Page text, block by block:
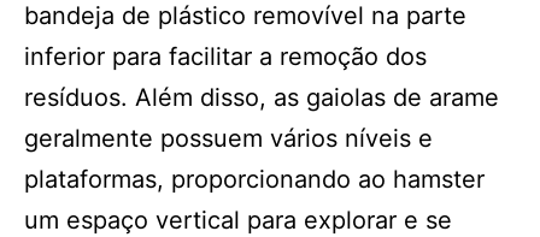
bandeja de plástico removível na parte
inferior para facilitar a remoção dos
resíduos. Além disso, as gaiolas de arame
geralmente possuem vários níveis e
plataformas, proporcionando ao hamster
um espaço vertical para explorar e se